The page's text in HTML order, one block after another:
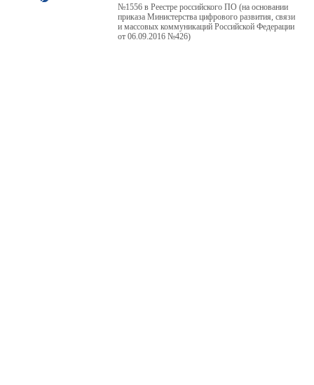
№1556 в Реестре российского ПО (на основании
приказа Министерства цифрового развития, связи
и массовых коммуникаций Российской Федерации
от 06.09.2016 №426)